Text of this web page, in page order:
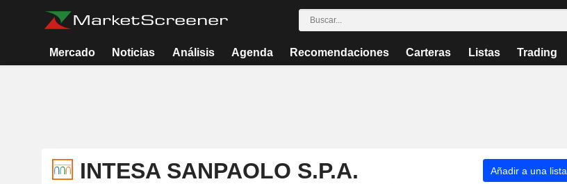
Mercado Noticias Análisis Agenda Recomendaciones Carteras Listas Trading
INTESA SANPAOLO S.P.A. Añadir a una lista